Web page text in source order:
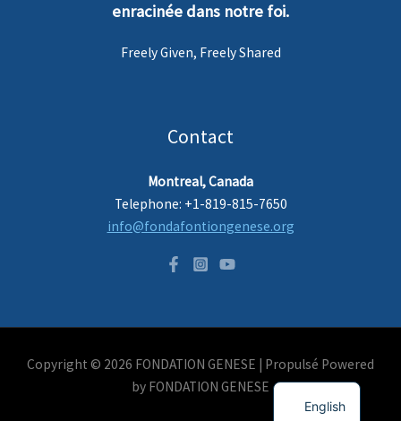
enracinée dans notre foi.
Freely Given, Freely Shared
Contact
Montreal, Canada
Telephone: +1-819-815-7650
info@fondafontiongenese.org
Copyright © 2026 FONDATION GENESE | Propulsé Powered
by FONDATION GENESE
English